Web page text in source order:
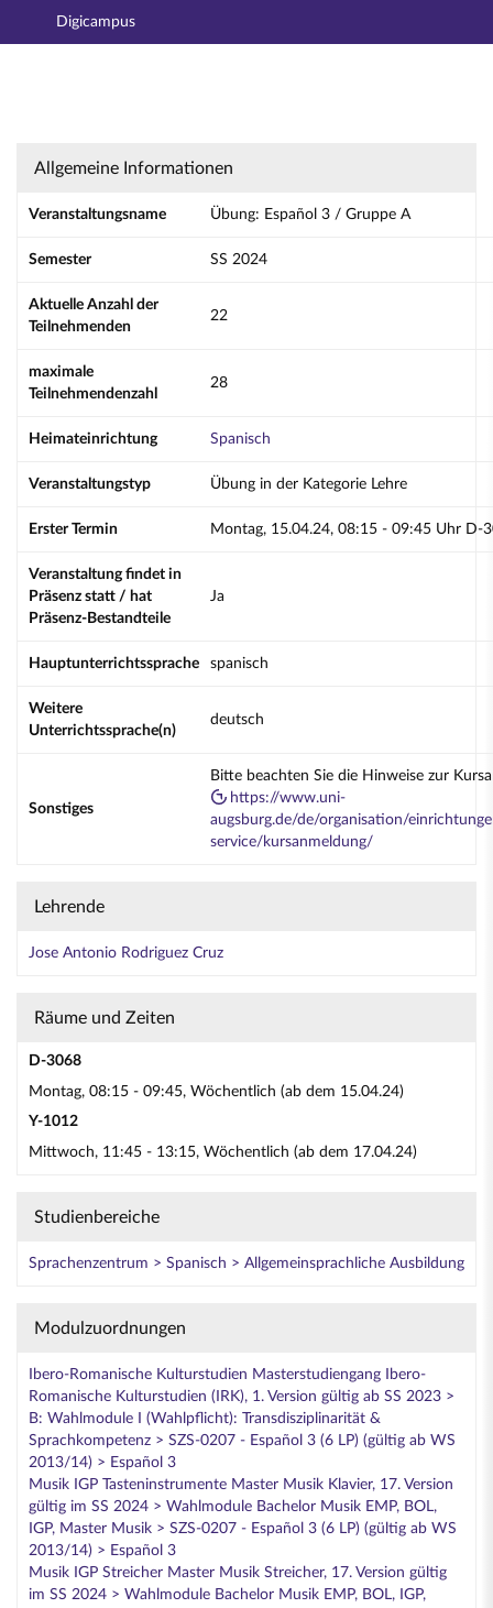
Hauptnavigation
Digicampus
Übung: Español 3 / Gruppe A - Details
Allgemeine Informationen
Veranstaltungsname Übung: Español 3 / Gruppe A
Semester SS 2024
Aktuelle Anzahl der
Teilnehmenden
22
maximale
Teilnehmendenzahl
28
Heimateinrichtung Spanisch
Veranstaltungstyp Übung in der Kategorie Lehre
Erster Termin Montag, 15.04.24, 08:15 - 09:45 Uhr D-
Veranstaltung findet in
Präsenz statt / hat
Präsenz-Bestandteile
Ja
Hauptunterrichtssprache spanisch
Weitere
Unterrichtssprache(n)
deutsch
Sonstiges
Bitte beachten Sie die Hinweise zur
https://www.uni-
augsburg.de/de/organisation/
service/kursanmeldung/
Lehrende
Jose Antonio Rodriguez Cruz
Räume und Zeiten
D-3068
Montag, 08:15 - 09:45, Wöchentlich (ab dem 15.04.24)
Y-1012
Mittwoch, 11:45 - 13:15, Wöchentlich (ab dem 17.04.24)
Studienbereiche
Sprachenzentrum > Spanisch > Allgemeinsprachliche Ausbildung
Modulzuordnungen
Ibero-Romanische Kulturstudien Masterstudiengang Ibero-
Romanische Kulturstudien (IRK), 1. Version gültig ab SS 2023 >
B: Wahlmodule I (Wahlpflicht): Transdisziplinarität &
Sprachkompetenz > SZS-0207 - Español 3 (6 LP) (gültig ab WS
2013/14) > Español 3
Musik IGP Tasteninstrumente Master Musik Klavier, 17. Version
gültig im SS 2024 > Wahlmodule Bachelor Musik EMP, BOL,
IGP, Master Musik > SZS-0207 - Español 3 (6 LP) (gültig ab WS
2013/14) > Español 3
Musik IGP Streicher Master Musik Streicher, 17. Version gültig
im SS 2024 > Wahlmodule Bachelor Musik EMP, BOL, IGP,